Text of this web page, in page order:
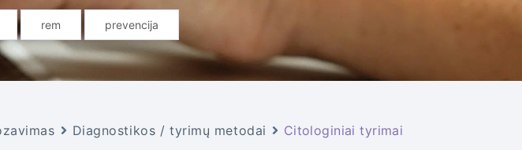
rem prevencija
Diagnostikos / tyrimų metodai Citologiniai tyrimai